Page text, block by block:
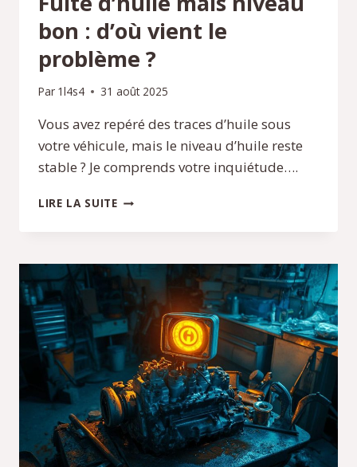
bon : d’où vient le
problème ?
Par 1l4s4 31 août 2025
Vous avez repéré des traces d’huile sous
votre véhicule, mais le niveau d’huile reste
stable ? Je comprends votre inquiétude….
LIRE LA SUITEFUITE
BON
D’OÙ
VIENT
LE
PROBLÈME
?